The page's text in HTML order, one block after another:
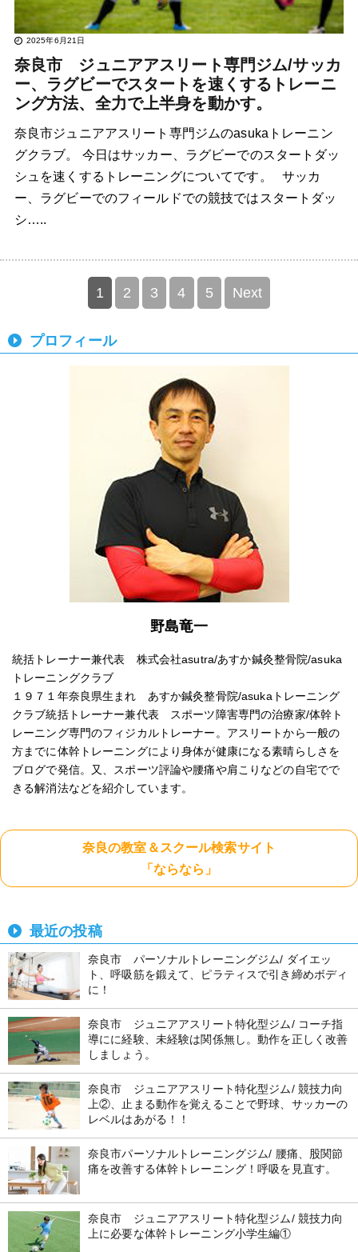
2025年6月21日
奈良市 ジュニアアスリート専門ジム/サッカ
ー、ラグビーでスタートを速くするトレーニ
ング方法、全力で上半身を動かす。
奈良市ジュニアアスリート専門ジムのasukaトレーニン
グクラブ。 今日はサッカー、ラグビーでのスタートダッ
シュを速くするトレーニングについてです。 サッカ
ー、ラグビーでのフィールドでの競技ではスタートダッ
シ…..
1 2 3 4 5 Next
プロフィール
野島竜一
統括トレーナー兼代表 株式会社asutra/あすか鍼灸整骨院/asuka
トレーニングクラブ
１９７１年奈良県生まれ あすか鍼灸整骨院/asukaトレーニング
クラブ統括トレーナー兼代表 スポーツ障害専門の治療家/体幹ト
レーニング専門のフィジカルトレーナー。アスリートから一般の
方までに体幹トレーニングにより身体が健康になる素晴らしさを
ブログで発信。又、スポーツ評論や腰痛や肩こりなどの自宅でで
きる解消法などを紹介しています。
奈良の教室＆スクール検索サイト
「ならなら」
最近の投稿
奈良市 パーソナルトレーニングジム/ ダイエッ
ト、呼吸筋を鍛えて、ピラティスで引き締めボディ
に！
奈良市 ジュニアアスリート特化型ジム/ コーチ指
導にに経験、未経験は関係無し。動作を正しく改善
しましょう。
奈良市 ジュニアアスリート特化型ジム/ 競技力向
上②、止まる動作を覚えることで野球、サッカーの
レベルはあがる！！
奈良市パーソナルトレーニングジム/ 腰痛、股関節
痛を改善する体幹トレーニング！呼吸を見直す。
奈良市 ジュニアアスリート特化型ジム/ 競技力向
上に必要な体幹トレーニング小学生編①